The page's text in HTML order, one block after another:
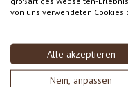
von uns verwendeten Cookies
Alle akzeptieren
Nein, anpassen
Regulärer Preis:
1,29 €